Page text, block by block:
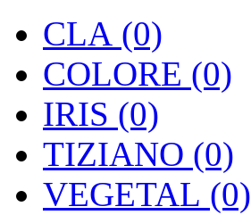
CLA (0)
COLORE (0)
IRIS (0)
TIZIANO (0)
VEGETAL (0)